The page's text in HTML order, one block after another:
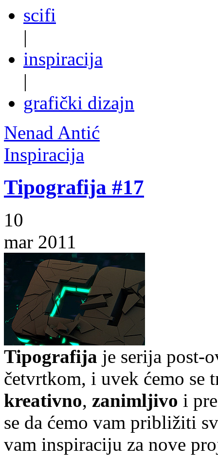
scifi
|
inspiracija
|
grafički dizajn
Nenad Antić
Inspiracija
Tipografija #17
10
mar 2011
Tipografija je serija post-
četvrtkom, i uvek ćemo se
kreativno, zanimljivo i
se da ćemo vam približiti
vam inspiraciju za nove